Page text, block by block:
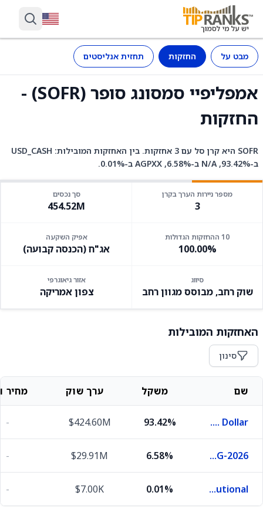
מבט על החזקות תחזית אנליסטים
אמפליפיי סמסונג סופר (SOFR) -
החזקות
SOFR היא קרן סל עם 3 אחזקות. בין האחזקות המובילות: USD_CASH
ב-93.42%, N/A ב-6.58%, AGPXX ב-0.01%.
מספר ניירות הערך בקרן
3
סך נכסים
454.52M
10 ההחזקות הגדולות
100.00%
אפיק השקעה
אג"ח (הכנסה קבועה)
סיווג
שוק רחב, מבוסס מגוון רחב
אזור גיאוגרפי
צפון אמריקה
האחזקות המובילות
סינון
שם משקל ערך שוק מחיר
U.S. Dollar
93.42%
$424.60M
-
Brookfield Corporate Treasury Ltd. 0.0% 31-AUG-2026
6.58%
$29.91M
-
Short Term Investments Trust Government & Agency Portfolio Institutional
0.01%
$7.00K
-